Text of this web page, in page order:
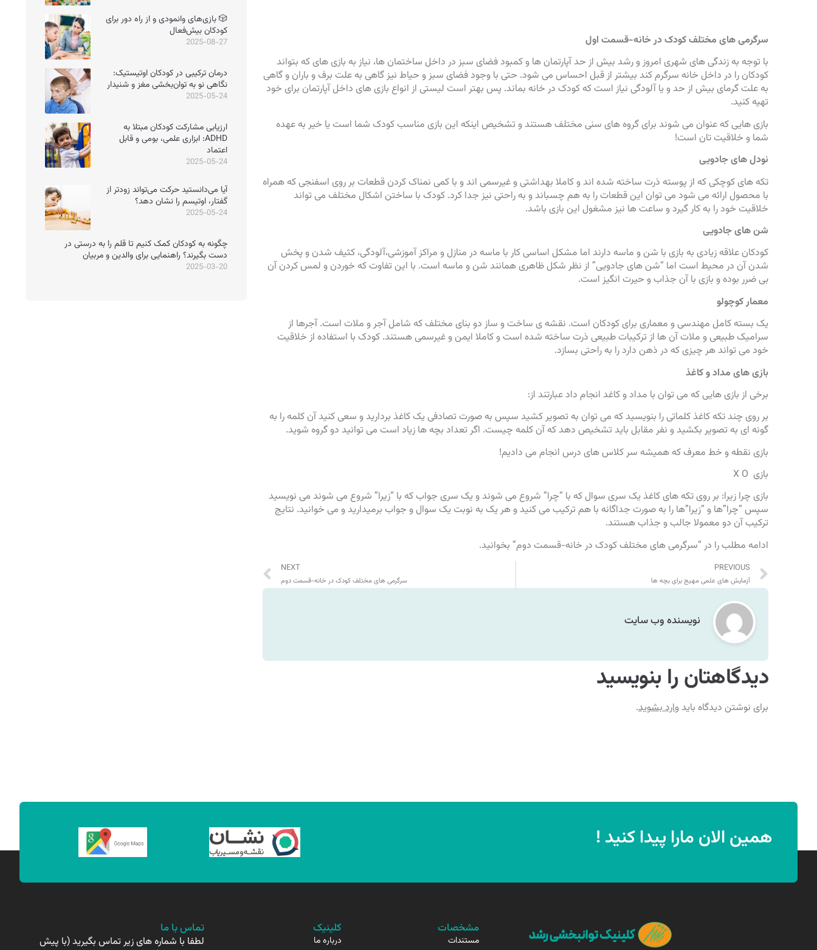
سرگرمی های مختلف کودک در خانه-قسمت اول
با توجه به زندگی های شهری امروز و رشد بیش از حد آپارتمان ها و کمبود فضای سبز در داخل ساختمان ها، نیاز به بازی های که بتواند
کودکان را در داخل خانه سرگرم کند بیشتر از قبل احساس می شود. حتی با وجود فضای سبز و حیاط نیز گاهی به علت برف و باران و گاهی
به علت گرمای بیش از حد و یا آلودگی نیاز است که کودک در خانه بماند. پس بهتر است لیستی از انواع بازی های داخل آپارتمان برای خود
تهیه کنید.
بازی هایی که عنوان می شوند برای گروه های سنی مختلف هستند و تشخیص اینکه این بازی مناسب کودک شما است یا خیر به عهده
شما و خلاقیت تان است!
نودل های جادویی
تکه های کوچکی که از پوسته ذرت ساخته شده اند و کاملا بهداشتی و غیرسمی اند و با کمی نمناک کردن قطعات بر روی اسفنجی که همراه
با محصول ارائه می شود می توان این قطعات را به هم چسباند و به راحتی نیز جدا کرد. کودک با ساختن اشکال مختلف می تواند
خلاقیت خود را به کار گیرد و ساعت ها نیز مشغول این بازی باشد.
شن های جادویی
کودکان علاقه زیادی به بازی با شن و ماسه دارند اما مشکل اساسی کار با ماسه در منازل و مراکز آموزشی،آلودگی، کثیف شدن و پخش
شدن آن در محیط است اما “شن های جادویی” از نظر شکل ظاهری همانند شن و ماسه است. با این تفاوت که خوردن و لمس کردن آن
بی ضرر بوده و بازی با آن جذاب و حیرت انگیز است.
معمار کوچولو
یک بسته کامل مهندسی و معماری برای کودکان است. نقشه ی ساخت و ساز دو بنای مختلف که شامل آجر و ملات است. آجرها از
سرامیک طبیعی و ملات آن ها از ترکیبات طبیعی ذرت ساخته شده است و کاملا ایمن و غیرسمی هستند. کودک با استفاده از خلاقیت
خود می تواند هر چیزی که در ذهن دارد را به راحتی بسازد.
بازی های مداد و کاغذ
برخی از بازی هایی که می توان با مداد و کاغد انجام داد عبارتند از:
بر روی چند تکه کاغذ کلماتی را بنویسید که می توان به تصویر کشید سپس به صورت تصادفی یک کاغذ بردارید و سعی کنید آن کلمه را به
گونه ای به تصویر بکشید و نفر مقابل باید تشخیص دهد که آن کلمه چیست. اگر تعداد بچه ها زیاد است می توانید دو گروه شوید.
بازی نقطه و خط معرف که همیشه سر کلاس های درس انجام می دادیم!
بازی X O
بازی چرا زیرا: بر روی تکه های کاغذ یک سری سوال که با “چرا” شروع می شوند و یک سری جواب که با “زیرا” شروع می شوند می نویسید
سپس “چرا”ها و “زیرا”ها را به صورت جداگانه با هم ترکیب می کنید و هر یک به نوبت یک سوال و جواب برمیدارید و می خوانید. نتایج
ترکیب آن دو معمولا جالب و جذاب هستند.
ادامه مطلب را در “سرگرمی های مختلف کودک در خانه-قسمت دوم” بخوانید.
PREVIOUS
آزمایش های علمی مهیج برای بچه ها
NEXT
سرگرمی های مختلف کودک در خانه-قسمت دوم
نویسنده وب سایت
دیدگاهتان را بنویسید
برای نوشتن دیدگاه باید وارد بشوید.
🎲 بازی‌های وانمودی و از راه دور برای
کودکان بیش‌فعال
2025-08-27
درمان ترکیبی در کودکان اوتیستیک:
نگاهی نو به توان‌بخشی مغز و شنیدار
2025-05-24
ارزیابی مشارکت کودکان مبتلا به
ADHD: ابزاری علمی، بومی و قابل
اعتماد
2025-05-24
آیا می‌دانستید حرکت می‌تواند زودتر از
گفتار، اوتیسم را نشان دهد؟
2025-05-24
چگونه به کودکان کمک کنیم تا قلم را به درستی در
دست بگیرند؟ راهنمایی برای والدین و مربیان
2025-03-20
همین الان مارا پیدا کنید !
مشخصات
مستندات
کلینیک
درباره ما
تماس با ما
لطفا با شماره های زیر تماس بگیرید (با پیش